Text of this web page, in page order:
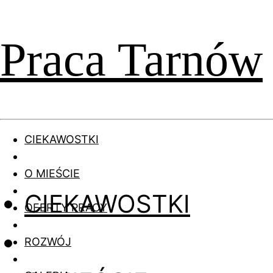
Praca Tarnów
CIEKAWOSTKI
O MIEŚCIE
OFERTY PRACY
ROZWÓJ
CIEKAWOSTKI